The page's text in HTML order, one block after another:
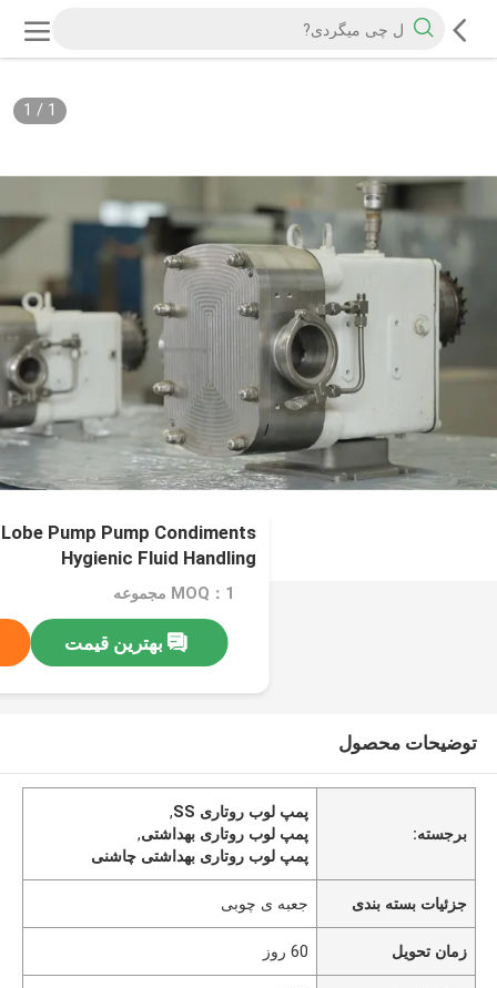
1
/
1
Pump Pump Condiments
Hygienic Fluid Handling
MOQ：1 مجموعه
بهترین قیمت
توضیحات محصول
برجسته:
پمپ لوب روتاری SS
,
پمپ لوب روتاری بهداشتی,
پمپ لوب روتاری بهداشتی چاشنی
جزئیات بسته بندی جعبه ی چوبی
زمان تحویل 60 روز